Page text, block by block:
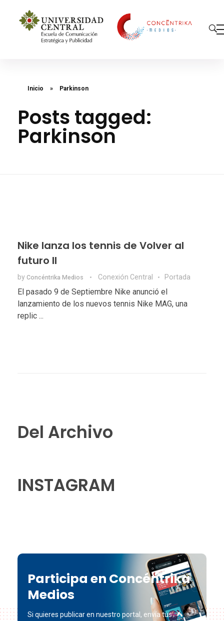
Inicio » Parkinson
Posts tagged:
Parkinson
Nike lanza los tennis de Volver al
futuro II
by Concéntrika Medios Conexión Central Portada
El pasado 9 de Septiembre Nike anunció el
lanzamiento de los nuevos tennis Nike MAG, una
replic ...
Del Archivo
INSTAGRAM
Participa en Concéntrika
Medios
Si quieres publicar en nuestro portal, envía tus